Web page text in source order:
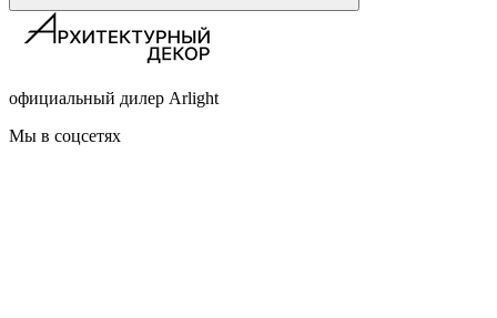
официальный дилер Arlight
Мы в соцсетях